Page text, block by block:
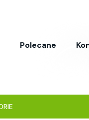
Polecane